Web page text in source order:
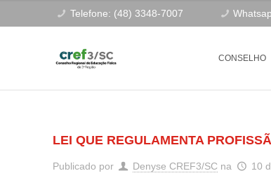
Telefone: (48) 3348-7007
CONSELHO
LEI QUE REGULAMENTA
Publicado por Denyse CREF3/SC na 10